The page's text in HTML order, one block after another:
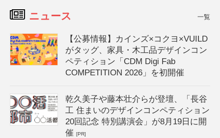
ニュース 一覧
【公募情報】カインズ×コクヨ×VUILD
がタッグ、家具・木工品デザインコン
ペティション「CDM Digi Fab
COMPETITION 2026」を初開催
乾久美子や藤本壮介らが登壇、「長谷
工 住まいのデザインコンペティション
20回記念 特別講演会」が8月19日に開
催[PR]